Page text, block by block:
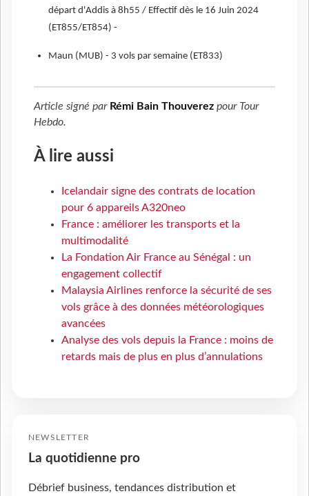
départ d'Addis à 8h55 / Effectif dès le 16 Juin 2024
(ET855/ET854) -
Maun (MUB) - 3 vols par semaine (ET833)
Article signé par Rémi Bain Thouverez pour Tour
Hebdo.
À lire aussi
Icelandair signe des contrats de location
pour 6 appareils A320neo
France : améliorer les transports et la
multimodalité
La Fondation Air France au Sénégal : un
engagement collectif
Malaysia Airlines renforce la sécurité de ses
vols grâce à des données météorologiques
avancées
Analyse des vols depuis la France : moins de
retards mais de plus en plus d’annulations
NEWSLETTER
La quotidienne pro
Débrief business, tendances distribution et